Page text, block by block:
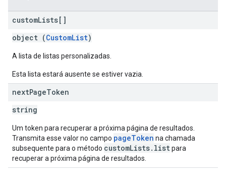
customLists[]
object (CustomList)
A lista de listas personalizadas.
Esta lista estará ausente se estiver vazia.
nextPageToken
string
Um token para recuperar a próxima página de resultados.
Transmita esse valor no campo pageToken na chamada
subsequente para o método customLists.listpara
recuperar a próxima página de resultados.